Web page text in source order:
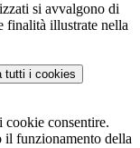
si avvalgono di
finalità illustrate nella
tutti i cookies
cookie consentire.
il funzionamento della